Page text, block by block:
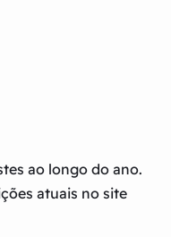
ao longo do ano.
atuais no site